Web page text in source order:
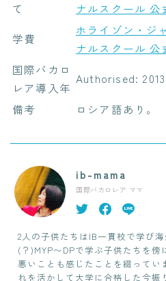
て
ナルスクール 公
学費
ホライゾン・ジ
ナルスクール 公
国際バカロ
レア導入年
Authorised:
備考 ロシア語あり。
ib-mama
国際バカロレア ママ
2人の子供たちはIB一貫校で学び
(？)MYP〜DPで学ぶ子供たちを
悪いことも感じたことを綴ってい
れを活かして大学に合格した今振